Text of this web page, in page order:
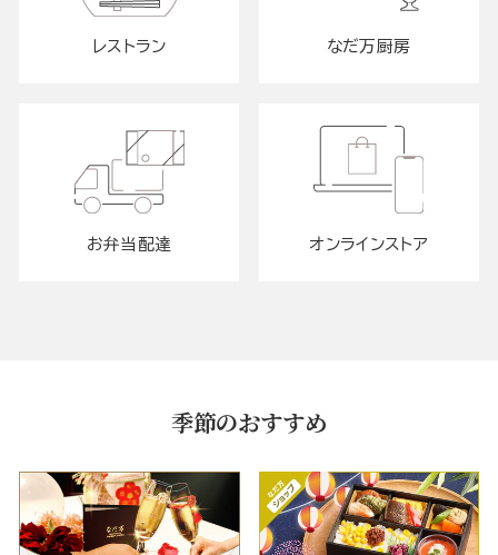
レストラン なだ万厨房
お弁当配達 オンラインストア
季節のおすすめ